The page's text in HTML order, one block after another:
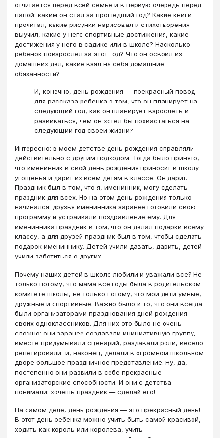
отчитается перед всей семье и в первую очередь перед
папой: каким он стал за прошедший год? Какие книги
прочитал, какие рисунки нарисовал и стихотворения
выучил, какие у него спортивные достижения, какие
достижения у него в садике или в школе? Насколько
ребенок повзрослел за этот год? Что он освоил из
домашних дел, какие взял на себя домашние
обязанности?
И, конечно, день рождения — прекрасный повод
для рассказа ребенка о том, что он планирует на
следующий год, как он планирует взрослеть и
развиваться, чем он хотел бы похвастаться на
следующий год своей жизни?
Интересно: в моем детстве день рождения справляли
действительно с другим подходом. Тогда было принято,
что именинник в свой день рождения приносит в школу
угощенья и дарит их всем детям в классе. Он дарит.
Праздник был в том, что я, именинник, могу сделать
праздник для всех. Но на этом день рождения только
начинался: друзья именинника заранее готовили свою
программу и устраивали поздравление ему. Для
именинника праздник в том, что он делал подарки всему
классу, а для друзей праздник был в том, чтобы сделать
подарок имениннику. Детей учили давать, дарить, детей
учили заботиться о других.
Почему наших детей в школе любили и уважали все? Не
только потому, что мама все годы была в родительском
комитете школы, не только потому, что мои дети умные,
дружные и спортивные. Важно было и то, что они всегда
были организаторами празднования дней рождения
своих одноклассников. Для них это было не очень
сложно: они заранее создавали инициативную группу,
вместе придумывали сценарий, раздавали роли, весело
репетировали и, наконец, делали в огромном школьном
дворе большое праздничное представление. Ну, да,
постепенно они развили в себе прекрасные
организаторские способности. И они с детства
понимали: хочешь праздник — сделай его!
На самом деле, день рождения — это прекрасный день!
В этот день ребенка можно учить быть самой красивой,
ходить как король или королева, учить